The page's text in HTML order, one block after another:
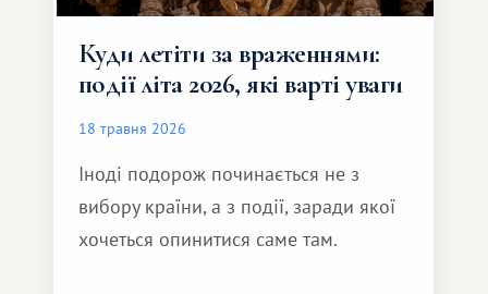
Куди летіти за враженнями:
події літа 2026, які варті уваги
18 травня 2026
Іноді подорож починається не з
вибору країни, а з події, заради якої
хочеться опинитися саме там.